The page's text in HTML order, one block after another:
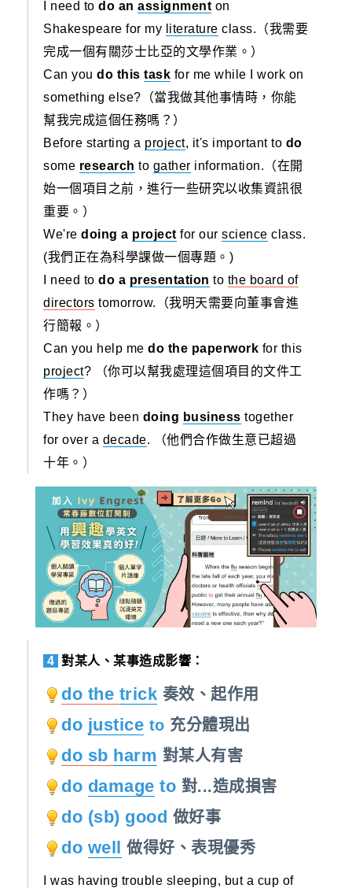
I need to do an assignment on
Shakespeare for my literature class.（我需要
完成一個有關莎士比亞的文學作業。）
Can you do this task for me while I work on
something else?（當我做其他事情時，你能
幫我完成這個任務嗎？）
Before starting a project, it's important to do
some research to gather information.（在開
始一個項目之前，進行一些研究以收集資訊很
重要。）
We're doing a project for our science class.
(我們正在為科學課做一個專題。)
I need to do a presentation to the board of
directors tomorrow.（我明天需要向董事會進
行簡報。）
Can you help me do the paperwork for this
project? （你可以幫我處理這個項目的文件工
作嗎？）
They have been doing business together
for over a decade. （他們合作做生意已超過
十年。）
4 對某人、某事造成影響：
do the trick 奏效、起作用
do justice to 充分體現出
do sb harm 對某人有害
do damage to 對...造成損害
do (sb) good 做好事
do well 做得好、表現優秀
I was having trouble sleeping, but a cup of